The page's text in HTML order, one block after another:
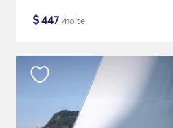
$447 /noite